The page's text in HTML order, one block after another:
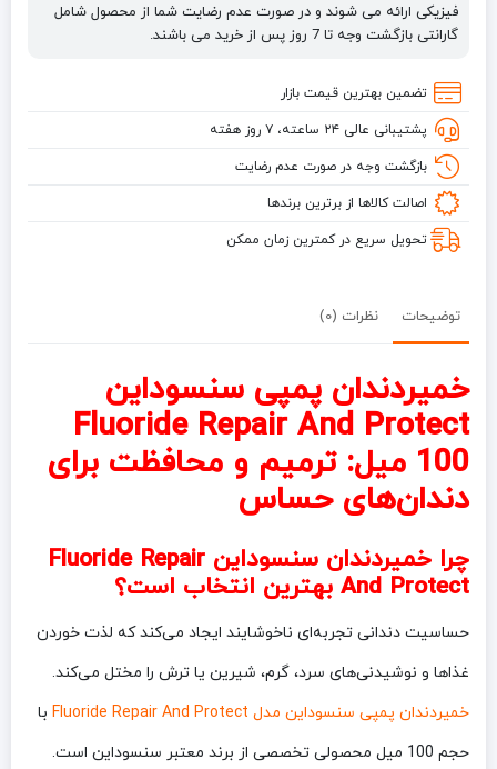
مراقبت
با
سنسوداین
Sensodyne
Fluoride
Repair
100
فیزیکی ارائه می شوند و در صورت عدم رضایت شما از محصول شامل
گارانتی بازگشت وجه تا 7 روز پس از خرید می باشند.
تضمین بهترین قیمت بازار
پشتیبانی عالی ۲۴ ساعته، ۷ روز هفته
بازگشت وجه در صورت عدم رضایت
اصالت کالاها از برترین برندها
تحویل سریع در کمترین زمان ممکن
توضیحات نظرات (0)
خمیردندان پمپی سنسوداین
Fluoride Repair And Protect
100 میل: ترمیم و محافظت برای
دندان‌های حساس
چرا خمیردندان سنسوداین Fluoride Repair
And Protect بهترین انتخاب است؟
حساسیت دندانی تجربه‌ای ناخوشایند ایجاد می‌کند که لذت خوردن
غذاها و نوشیدنی‌های سرد، گرم، شیرین یا ترش را مختل می‌کند.
خمیردندان پمپی سنسوداین مدل Fluoride Repair And Protect
با
حجم 100 میل محصولی تخصصی از برند معتبر سنسوداین است.